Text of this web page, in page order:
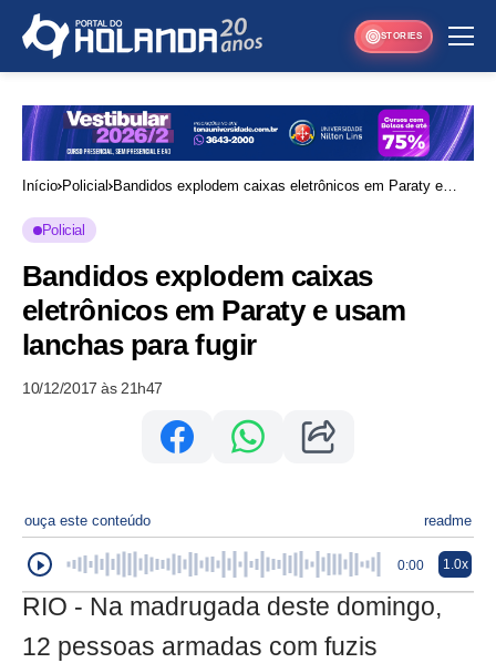
STORIES
Início Policial Bandidos explodem caixas eletrônicos em Paraty e
Policial
Bandidos explodem caixas
eletrônicos em Paraty e usam
lanchas para fugir
10/12/2017 às 21h47
ouça este conteúdo readme
0:00 1.0x
RIO - Na madrugada deste domingo,
12 pessoas armadas com fuzis